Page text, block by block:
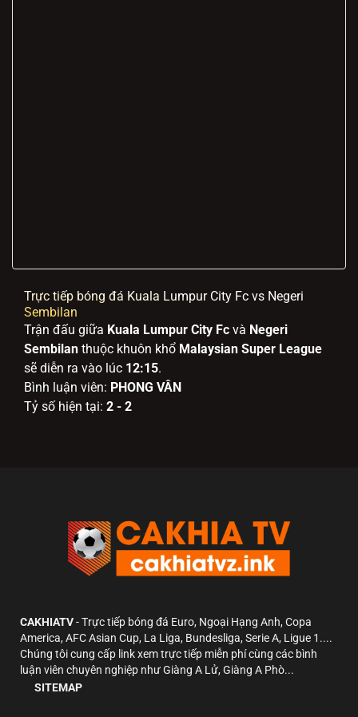
Trực tiếp bóng đá Kuala Lumpur City Fc vs Negeri
Sembilan
Trận đấu giữa Kuala Lumpur City Fc và Negeri
Sembilan thuộc khuôn khổ Malaysian Super League
sẽ diễn ra vào lúc 12:15.
Bình luận viên: PHONG VÂN
Tỷ số hiện tại: 2 - 2
CAKHIATV- Trực tiếp bóng đá Euro, Ngoại Hạng Anh, Copa
America, AFC Asian Cup, La Liga, Bundesliga, Serie A, Ligue 1....
Chúng tôi cung cấp link xem trực tiếp miễn phí cùng các bình
luận viên chuyên nghiệp như Giàng A Lử, Giàng A Phò...
SITEMAP